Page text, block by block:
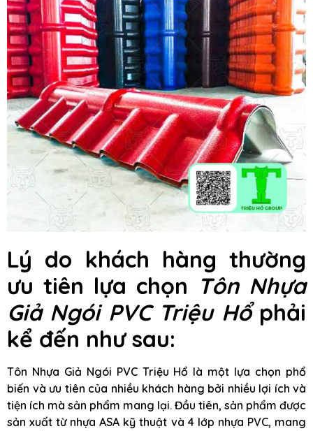
Lý do khách hàng thường
ưu tiên lựa chọn Tôn Nhựa
Giả Ngói PVC Triệu Hổphải
kể đến như sau:
Tôn Nhựa Giả Ngói PVC Triệu Hổ là một lựa chọn phổ
biến và ưu tiên của nhiều khách hàng bởi nhiều lợi ích và
tiện ích mà sản phẩm mang lại. Đầu tiên, sản phẩm được
sản xuất từ nhựa ASA kỹ thuật và 4 lớp nhựa PVC, mang